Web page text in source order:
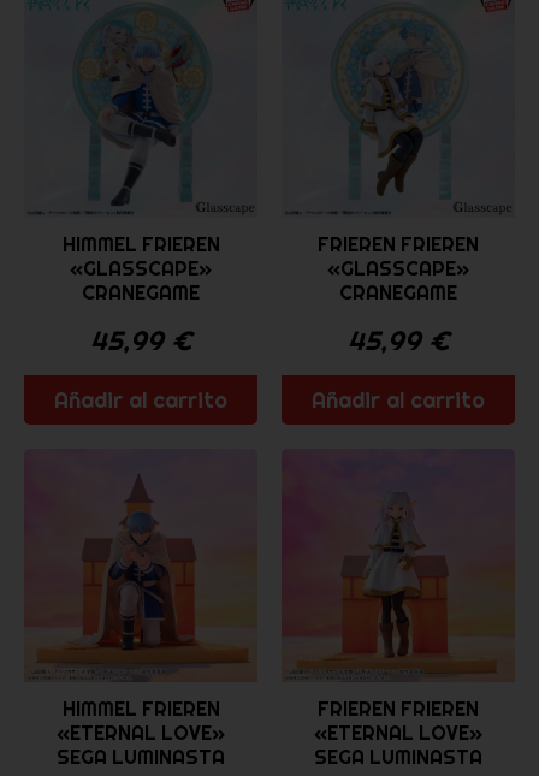
HIMMEL FRIEREN
«GLASSCAPE»
CRANEGAME
45,99 €
Añadir al carrito
FRIEREN FRIEREN
«GLASSCAPE»
CRANEGAME
45,99 €
Añadir al carrito
HIMMEL FRIEREN
«ETERNAL LOVE»
SEGA LUMINASTA
FRIEREN FRIEREN
«ETERNAL LOVE»
SEGA LUMINASTA